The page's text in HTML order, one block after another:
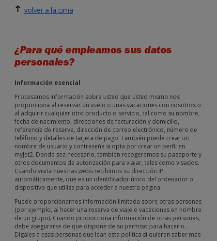
volver a la cima
¿Para qué empleamos sus datos
personales?
Información esencial
Procesamos información sobre usted que usted mismo nos
proporciona al reservar un vuelo o unas vacaciones con nosotros o
al adquirir cualquier otro producto o servicio, tal como su nombre,
fecha de nacimiento, direcciones de facturación y domicilio,
referencia de reserva, dirección de correo electrónico, número de
teléfono y detalles de tarjeta de pago. También puede crear un
nombre de usuario y contraseña si opta por crear un perfil en
myJet2. Donde sea necesario, también recogeremos su pasaporte y
otros documentos de autorización para viajar, tales como visados.
Cuando visita nuestras webs recibimos su dirección IP
automáticamente, que es un identificador único del ordenador o
dispositivo que utiliza para acceder a nuestra página.
Puede proporcionarnos información limitada sobre otras personas
(por ejemplo, al hacer una reserva de viaje o vacaciones en nombre
de un grupo). Cuando proporciona información de otras personas,
debe asegurarse de que dispone de su permiso para hacerlo.
Dígales a esas personas que lean esta política si quieren saber más